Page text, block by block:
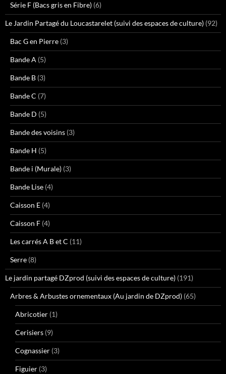
Série F (Bacs gris en Fibre) (6)
Le Jardin Partagé du Loucastarelet (suivi des espaces de culture) (92)
Bac G en Pierre (3)
Bande A (5)
Bande B (3)
Bande C (7)
Bande D (5)
Bande des voisins (3)
Bande H (5)
Bande i (Murale) (3)
Bande Lise (4)
Caisson E (4)
Caisson F (4)
Les carrés A B et C (11)
Serre (8)
Le jardin partagé DZprod (suivi des espaces de culture) (191)
Arbres & Arbustes ornementaux (Au jardin de DZprod) (65)
Abricotier (1)
Cerisiers (9)
Cognassier (3)
Figuier (3)